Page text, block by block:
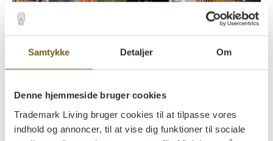
Samtykke Detaljer Om
Denne hjemmeside bruger cookies
Trademark Living bruger cookies til at tilpasse vores
indhold og annoncer, til at vise dig funktioner til sociale